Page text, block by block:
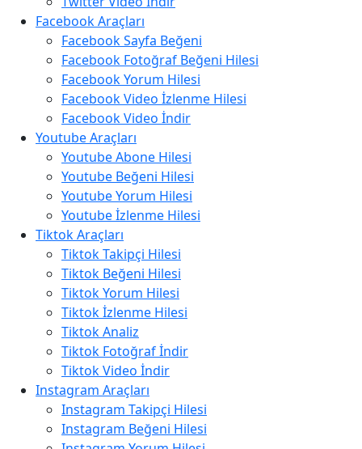
Facebook Araçları
Facebook Sayfa Beğeni
Facebook Fotoğraf Beğeni Hilesi
Facebook Yorum Hilesi
Facebook Video İzlenme Hilesi
Facebook Video İndir
Youtube Araçları
Youtube Abone Hilesi
Youtube Beğeni Hilesi
Youtube Yorum Hilesi
Youtube İzlenme Hilesi
Tiktok Araçları
Tiktok Takipçi Hilesi
Tiktok Beğeni Hilesi
Tiktok Yorum Hilesi
Tiktok İzlenme Hilesi
Tiktok Analiz
Tiktok Fotoğraf İndir
Tiktok Video İndir
Instagram Araçları
Instagram Takipçi Hilesi
Instagram Beğeni Hilesi